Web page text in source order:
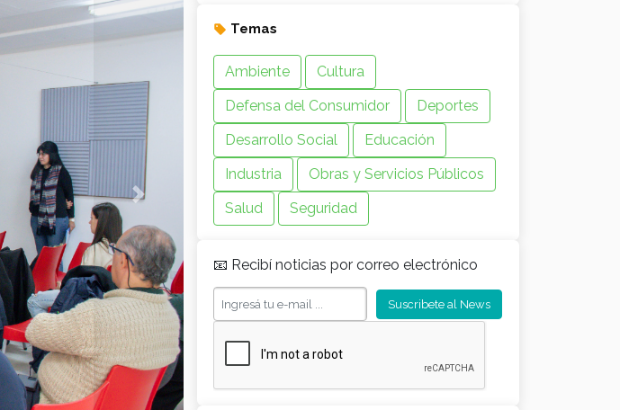
Next
Temas
Ambiente
Cultura
Defensa del Consumidor
Deportes
Desarrollo Social
Educación
Industria
Obras y Servicios Públicos
Salud
Seguridad
📧 Recibí noticias por correo electrónico